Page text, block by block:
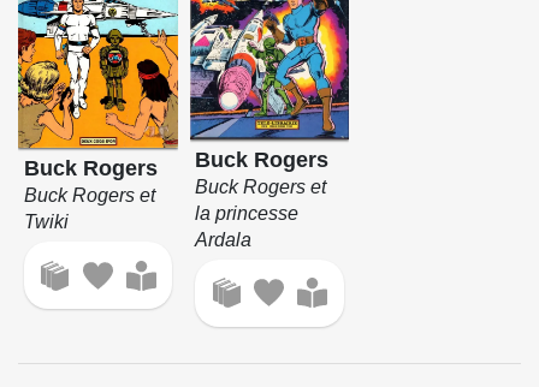
Buck Rogers
Buck Rogers et
Twiki
Buck Rogers
Buck Rogers et
la princesse
Ardala